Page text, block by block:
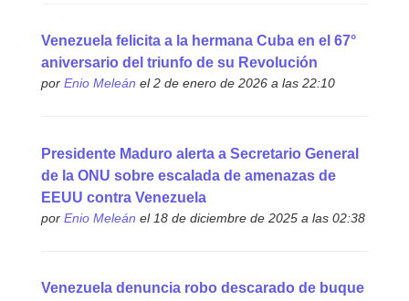
Venezuela felicita a la hermana Cuba en el 67°
aniversario del triunfo de su Revolución
por Enio Meleán el 2 de enero de 2026 a las 22:10
Presidente Maduro alerta a Secretario General
de la ONU sobre escalada de amenazas de
EEUU contra Venezuela
por Enio Meleán el 18 de diciembre de 2025 a las 02:38
Venezuela denuncia robo descarado de buque